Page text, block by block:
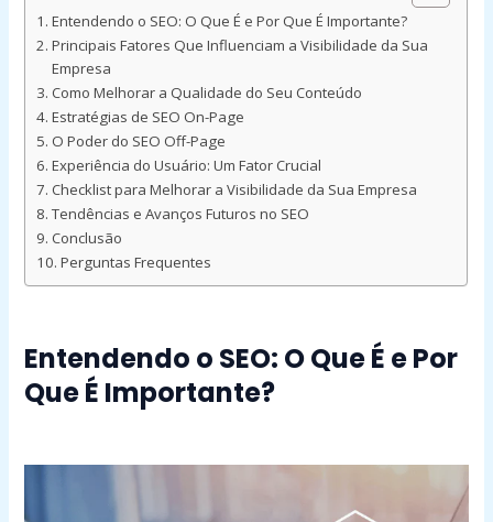
Entendendo o SEO: O Que É e Por Que É Importante?
Principais Fatores Que Influenciam a Visibilidade da Sua
Empresa
Como Melhorar a Qualidade do Seu Conteúdo
Estratégias de SEO On-Page
O Poder do SEO Off-Page
Experiência do Usuário: Um Fator Crucial
Checklist para Melhorar a Visibilidade da Sua Empresa
Tendências e Avanços Futuros no SEO
Conclusão
Perguntas Frequentes
Entendendo o SEO: O Que É e Por
Que É Importante?